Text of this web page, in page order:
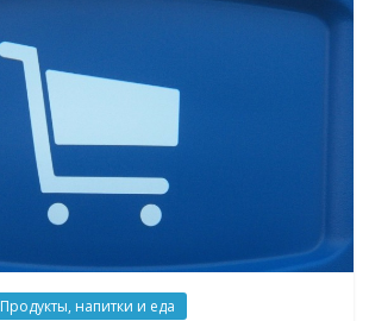
Продукты, напитки и еда